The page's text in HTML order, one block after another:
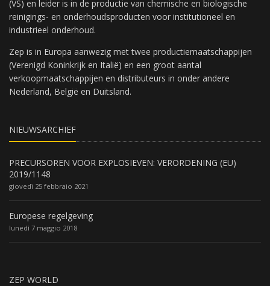
(VS) en leider is in de productie van chemische en biologische
reinigings- en onderhoudsproducten voor institutioneel en
industrieel onderhoud.
Zep is in Europa aanwezig met twee productiemaatschappijen
(Verenigd Koninkrijk en Italië) en een groot aantal
verkoopmaatschappijen en distributeurs in onder andere
Nederland, België en Duitsland.
NIEUWSARCHIEF
PRECURSOREN VOOR EXPLOSIEVEN: VERORDENING (EU)
2019/1148
giovedì 25 febbraio 2021
Europese regelgeving
lunedì 7 maggio 2018
ZEP WORLD